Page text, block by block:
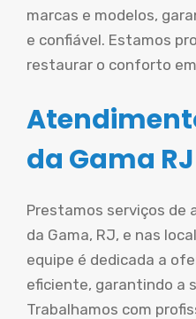
marcas e modelos,
e confiável. Estamos
restaurar o conforto
da Gama
Prestamos serviços de
da Gama, RJ, e nas
equipe é dedicada a
eficiente, garantindo a
Trabalhamos com